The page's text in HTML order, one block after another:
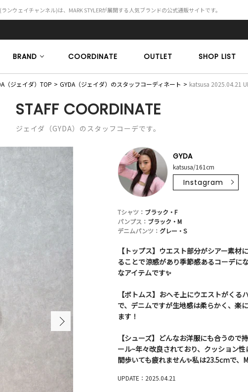
ンウェイチャンネル)は、MARK STYLERが展開する人気ブランドの公式通販サイトです。
BRAND COORDINATE OUTLET SHOP LIST
（ジェイダ）TOP GYDA（ジェイダ）のスタッフコーディネート katsusa 2025.04.21
STAFF COORDINATE
ジェイダ（GYDA）のスタッフコーデです。
GYDA
katsusa/161cm
Instagram
Tシャツ： ブラック・F
パンプス： ブラック・M
デニムパンツ： グレー・S
【トップス】ウエスト部分がシアー素材
ることで涼感があり季節感あるコーデに
なアイテムです✨
【ボトムス】おへそ上にウエストがく
で、デニムですが生地感は柔らかく、楽
ます！
【シューズ】どんなお洋服にも合うの
ール~年々改良されており、クッション
間歩いても疲れません✨私は23.5cmで
UPDATE：2025.04.21